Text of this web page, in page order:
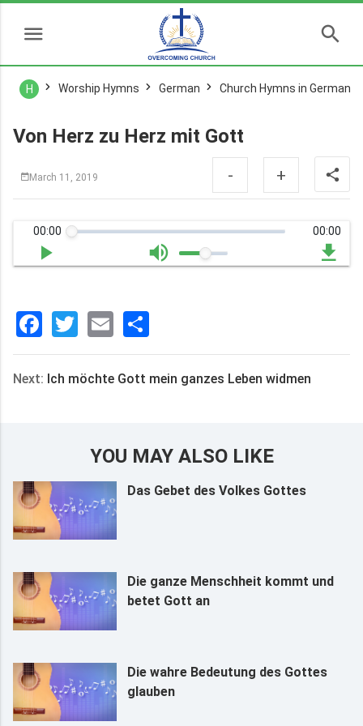
H Worship Hymns German Church Hymns in German
Von Herz zu Herz mit Gott
March 11, 2019 - +
00:00 00:00
Facebook
Twitter
Email
享
Next: Ich möchte Gott mein ganzes Leben widmen
YOU MAY ALSO LIKE
Das Gebet des Volkes Gottes
Die ganze Menschheit kommt und
betet Gott an
Die wahre Bedeutung des Gottes
glauben